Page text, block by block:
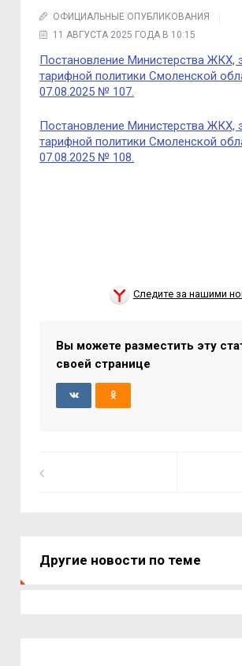
ОФИЦИАЛЬНЫЕ ОПУБЛИКОВАНИЯ
11 АВГУСТА 2025 ГОДА В 10:15
Постановление Министерства ЖКХ,
тарифной политики Смоленской
07.08.2025 № 107.
Постановление Министерства ЖКХ,
тарифной политики Смоленской
07.08.2025 № 108.
Следите за нашими
Вы можете разместить эту
своей странице
Другие новости по теме